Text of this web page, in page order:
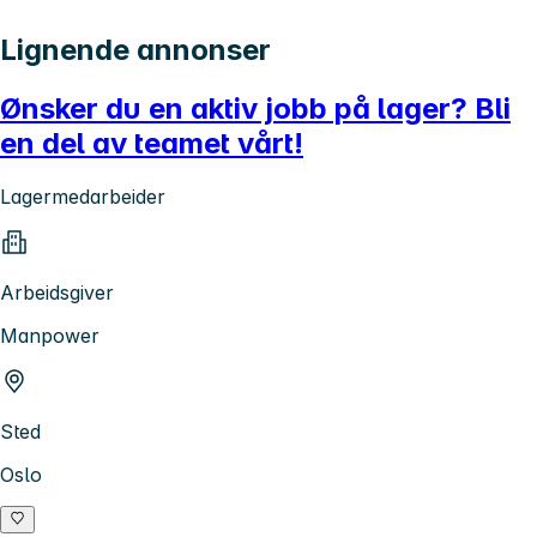
Lignende annonser
Ønsker du en aktiv jobb på lager? Bli
en del av teamet vårt!
Lagermedarbeider
Arbeidsgiver
Manpower
Sted
Oslo